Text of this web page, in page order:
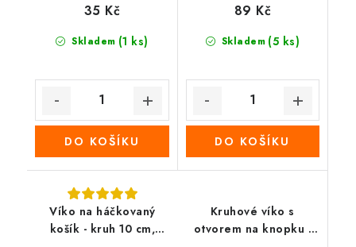
Skladem (1 ks)
35 Kč
DO KOŠÍKU
Skladem (5 ks)
89 Kč
DO KOŠÍKU
Víko na háčkovaný
košík - kruh 10 cm,
Kruhové víko s
otvorem na knopku -